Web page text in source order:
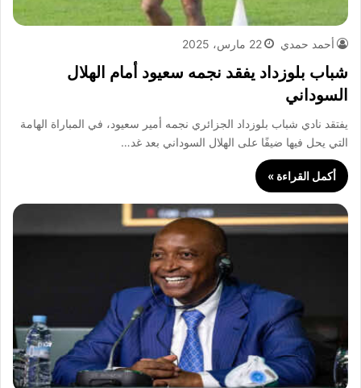
أحمد حمدي 22 مارس، 2025
شباب بلوزداد يفقد نجمه سعيود أمام الهلال
السوداني
يفتقد نادي شباب بلوزداد الجزائري نجمه أمير سعيود، في المباراة الهامة
التي يحل فيها ضيفًا على الهلال السوداني بعد غد…
أكمل القراءة »